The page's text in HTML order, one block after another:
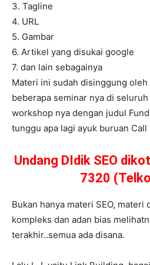
3. Tagline
4. URL
5. Gambar
6. Artikel yang disukai google
7. dan lain sebagainya
Materi ini sudah disinggung oleh
beberapa seminar nya di
workshop nya dengan judul
tunggu apa lagi ayuk buruan Call
Undang DIdik SEO
7320
Bukan hanya materi SEO, materi
kompleks dan adan bias
terakhir..semua ada disana.